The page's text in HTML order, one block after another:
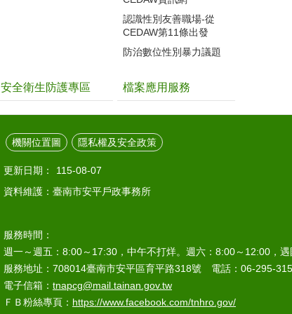
認識性別友善職場-從
CEDAW第11條出發
防治數位性別暴力議題
安全衛生防護專區 檔案應用服務
機關位置圖 隱私權及安全政策
更新日期：
115-08-07
資料維護：臺南市安平戶政事務所
服務時間：
週一～週五：8:00～17:30，中午不打烊。週六：8:00～12:00，遇
服務地址：708014臺南市安平區育平路318號 電話：06-295-
電子信箱： tnapcg@mail.tainan.gov.tw
ＦＢ粉絲專頁： https://www.facebook.com/tnhro.gov/